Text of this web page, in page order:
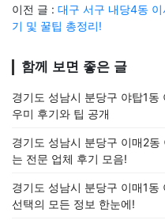
이전 글 : 대구 서구 내당4동
기 및 꿀팁 총정리!
함께 보면 좋은 글
경기도 성남시 분당구 야탑1
우미 후기와 팁 공개
경기도 성남시 분당구 이매2
는 전문 업체 후기 모음!
경기도 성남시 분당구 이매1
선택의 모든 정보 한눈에!